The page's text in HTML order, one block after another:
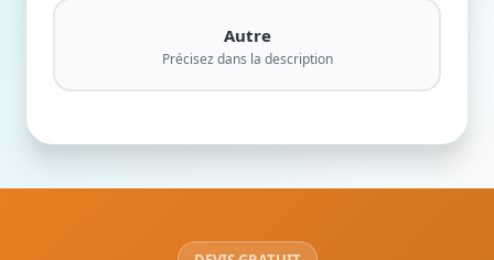
Autre
Précisez dans la description